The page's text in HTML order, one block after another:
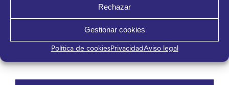
Rechazar
Gestionar cookies
Política de cookiesPrivacidadAviso legal
23 abril, 2019